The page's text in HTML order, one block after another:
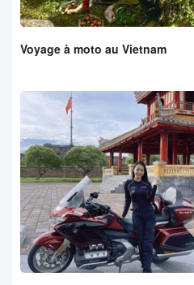
Voyage à moto au Vietnam